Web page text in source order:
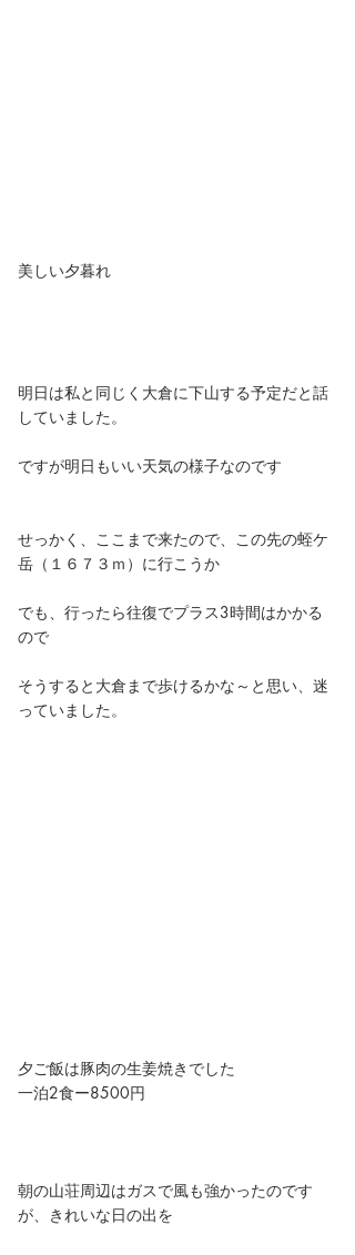
美しい夕暮れ
明日は私と同じく大倉に下山する予定だと話
していました。
ですが明日もいい天気の様子なのです
せっかく、ここまで来たので、この先の蛭ケ
岳（１６７３ｍ）に行こうか
でも、行ったら往復でプラス3時間はかかる
ので
そうすると大倉まで歩けるかな～と思い、迷
っていました。
夕ご飯は豚肉の生姜焼きでした
一泊2食ー8500円
朝の山荘周辺はガスで風も強かったのです
が、きれいな日の出を